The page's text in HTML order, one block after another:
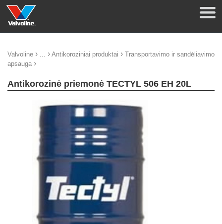
Valvoline › ... › Antikoroziniai produktai › Transportavimo ir sandėliavimo
apsauga ›
Antikorozinė priemonė TECTYL 506 EH 20L